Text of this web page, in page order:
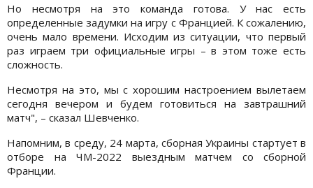
Но несмотря на это команда готова. У нас есть
определенные задумки на игру с Францией. К сожалению,
очень мало времени. Исходим из ситуации, что первый
раз играем три официальные игры – в этом тоже есть
сложность.
Несмотря на это, мы с хорошим настроением вылетаем
сегодня вечером и будем готовиться на завтрашний
матч", – сказал Шевченко.
Напомним, в среду, 24 марта, сборная Украины стартует в
отборе на ЧМ-2022 выездным матчем со сборной
Франции.